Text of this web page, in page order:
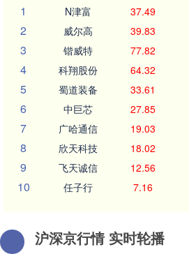
1
N津富 37.49
2 威尔高 39.83
3 锴威特 77.82
4 科翔股份 64.32
5 蜀道装备 33.61
6 中巨芯 27.85
7 广哈通信 19.03
8 欣天科技 18.02
9 飞天诚信 12.56
10 任子行 7.16
沪深京行情 实时轮播